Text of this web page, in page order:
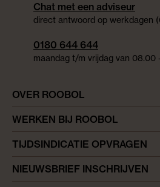
OVER ROOBOL
WERKEN BIJ ROOBOL
TIJDSINDICATIE OPVRAGEN
NIEUWSBRIEF INSCHRIJVEN
Chat met een adviseur
direct antwoord op werkdagen
0180 644 644
maandag t/m vrijdag van 08.00